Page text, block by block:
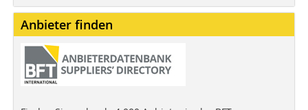
Anbieter finden